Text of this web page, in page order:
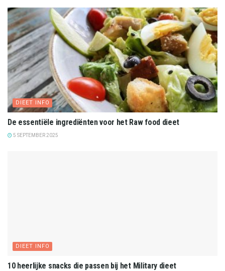
DIEET INFO
De essentiële ingrediënten voor het Raw food dieet
5 SEPTEMBER 2025
DIEET INFO
10 heerlijke snacks die passen bij het Military dieet